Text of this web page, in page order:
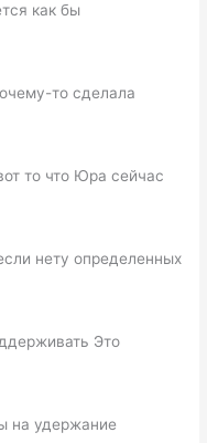
как бы
то сделала
то что Юра сейчас
нету определенных
Это
на удержание